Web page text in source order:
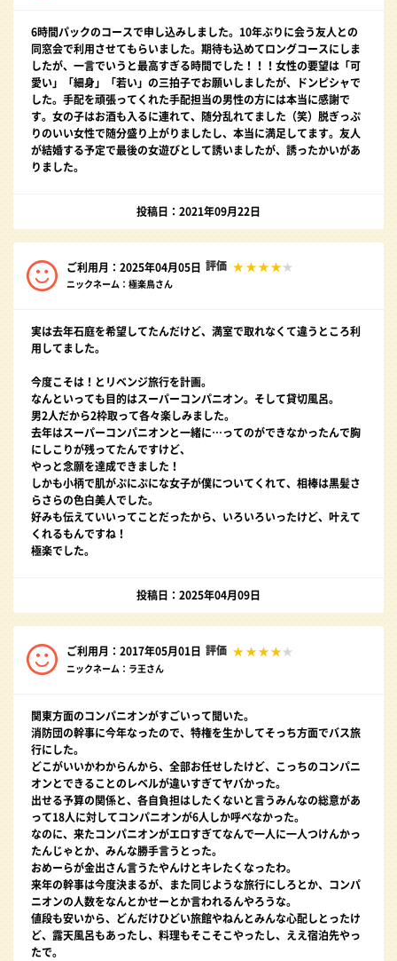
6時間パックのコースで申し込みしました。10年ぶりに会う友人との
同窓会で利用させてもらいました。期待も込めてロングコースにしま
したが、一言でいうと最高すぎる時間でした！！！女性の要望は「可
愛い」「細身」「若い」の三拍子でお願いしましたが、ドンピシャで
した。手配を頑張ってくれた手配担当の男性の方には本当に感謝で
す。女の子はお酒も入るに連れて、随分乱れてました（笑）脱ぎっぷ
りのいい女性で随分盛り上がりましたし、本当に満足してます。友人
が結婚する予定で最後の女遊びとして誘いましたが、誘ったかいがあ
りました。
投稿日：2021年09月22日
ご利用月：2025年04月05日 評価
ニックネーム：極楽鳥さん
実は去年石庭を希望してたんだけど、満室で取れなくて違うところ利
用してました。
今度こそは！とリベンジ旅行を計画。
なんといっても目的はスーパーコンパニオン。そして貸切風呂。
男2人だから2枠取って各々楽しみました。
去年はスーパーコンパニオンと一緒に…ってのができなかったんで胸
にしこりが残ってたんですけど、
やっと念願を達成できました！
しかも小柄で肌がぷにぷにな女子が僕についてくれて、相棒は黒髪さ
らさらの色白美人でした。
好みも伝えていいってことだったから、いろいろいったけど、叶えて
くれるもんですね！
極楽でした。
投稿日：2025年04月09日
ご利用月：2017年05月01日 評価
ニックネーム：ラ王さん
関東方面のコンパニオンがすごいって聞いた。
消防団の幹事に今年なったので、特権を生かしてそっち方面でバス旅
行にした。
どこがいいかわからんから、全部お任せしたけど、こっちのコンパニ
オンとできることのレベルが違いすぎてヤバかった。
出せる予算の関係と、各自負担はしたくないと言うみんなの総意があ
って18人に対してコンパニオンが6人しか呼べなかった。
なのに、来たコンパニオンがエロすぎてなんで一人に一人つけんかっ
たんじゃとか、みんな勝手言うとった。
おめーらが金出さん言うたやんけとキレたくなったわ。
来年の幹事は今度決まるが、また同じような旅行にしろとか、コンパ
ニオンの人数をなんとかせーとか言われるんやろうな。
値段も安いから、どんだけひどい旅館やねんとみんな心配しとったけ
ど、露天風呂もあったし、料理もそこそこやったし、ええ宿泊先やっ
たで。